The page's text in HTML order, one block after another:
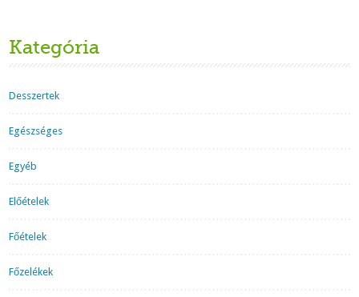
Kategória
Desszertek
Egészséges
Egyéb
Előételek
Főételek
Főzelékek